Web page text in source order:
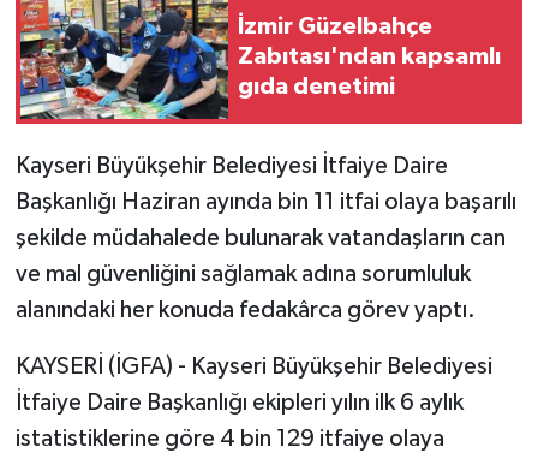
İzmir Güzelbahçe
Zabıtası'ndan kapsamlı
gıda denetimi
Kayseri Büyükşehir Belediyesi İtfaiye Daire
Başkanlığı Haziran ayında bin 11 itfai olaya başarılı
şekilde müdahalede bulunarak vatandaşların can
ve mal güvenliğini sağlamak adına sorumluluk
alanındaki her konuda fedakârca görev yaptı.
KAYSERİ (İGFA) - Kayseri Büyükşehir Belediyesi
İtfaiye Daire Başkanlığı ekipleri yılın ilk 6 aylık
istatistiklerine göre 4 bin 129 itfaiye olaya